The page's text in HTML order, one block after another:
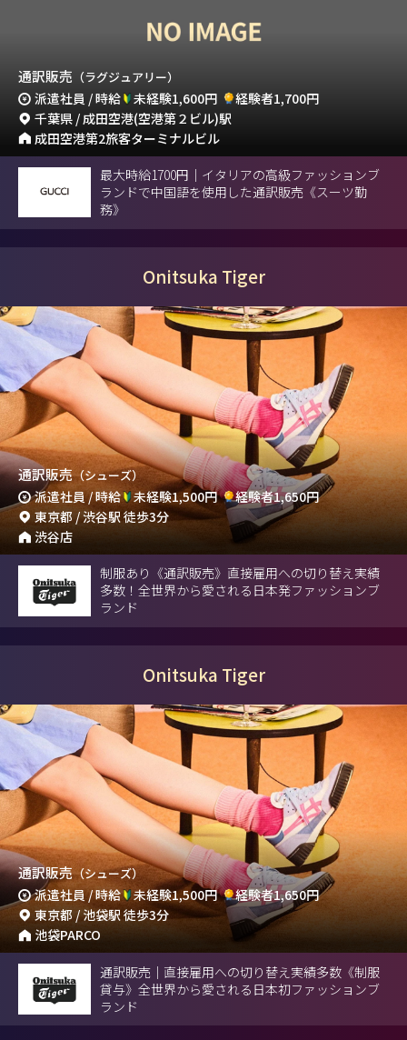
通訳販売 （ラグジュアリー）
派遣社員 / 時給 未経験1,600円
経験者1,700円
千葉県 / 成田空港(空港第２ビル)駅
成田空港第2旅客ターミナルビル
最大時給1700円｜イタリアの高級ファッションブ
ランドで中国語を使用した通訳販売《スーツ勤
務》
Onitsuka Tiger
通訳販売（シューズ）
派遣社員 / 時給 未経験1,500円
経験者1,650円
東京都 / 渋谷駅 徒歩3分
渋谷店
制服あり《通訳販売》直接雇用への切り替え実績
多数！全世界から愛される日本発ファッションブ
ランド
Onitsuka Tiger
通訳販売（シューズ）
派遣社員 / 時給 未経験1,500円
経験者1,650円
東京都 / 池袋駅 徒歩3分
池袋PARCO
通訳販売｜直接雇用への切り替え実績多数《制服
貸与》全世界から愛される日本初ファッションブ
ランド